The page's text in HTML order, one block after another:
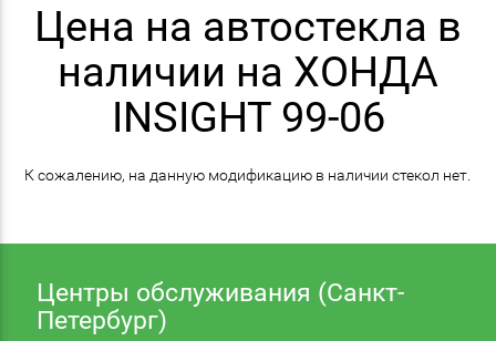
Цена на автостекла в
наличии на ХОНДА
INSIGHT 99-06
К сожалению, на данную модификацию в наличии стекол нет.
Центры обслуживания (Санкт-
Петербург)